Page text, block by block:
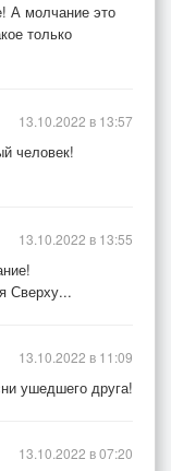
А молчание это
только
человек!
13.10.2022 в 13:57
Сверху...
13.10.2022 в 13:55
ушедшего друга!
13.10.2022 в 11:09
13.10.2022 в 07:20